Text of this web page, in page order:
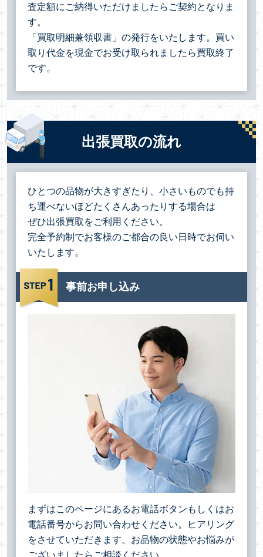
査定額にご納得いただけましたらご契約となりま
す。
「買取明細兼領収書」の発行をいたします。買い
取り代金を現金でお受け取られましたら買取終了
です。
出張買取の流れ
ひとつの品物が大きすぎたり、小さいものでも持
ち運べないほどたくさんあったりする場合は
ぜひ出張買取をご利用ください。
完全予約制でお客様のご都合の良い日時でお伺い
いたします。
事前お申し込み
まずはこのページにあるお電話ボタンもしくはお
電話番号からお問い合わせください。ヒアリング
をさせていただきます。お品物の状態やお悩みが
ございましたらご相談ください。